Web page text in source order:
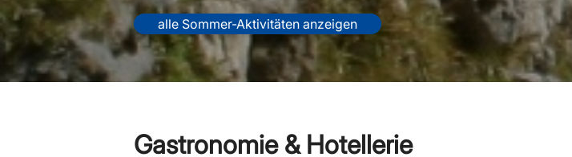
alle Sommer-Aktivitäten anzeigen
Gastronomie & Hotellerie